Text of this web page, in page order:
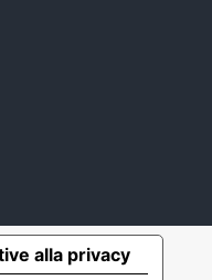
alla privacy